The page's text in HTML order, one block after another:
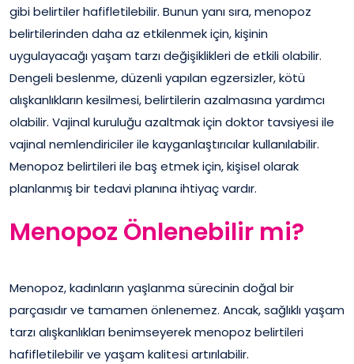
gibi belirtiler hafifletilebilir. Bunun yanı sıra, menopoz
belirtilerinden daha az etkilenmek için, kişinin
uygulayacağı yaşam tarzı değişiklikleri de etkili olabilir.
Dengeli beslenme, düzenli yapılan egzersizler, kötü
alışkanlıkların kesilmesi, belirtilerin azalmasına yardımcı
olabilir. Vajinal kuruluğu azaltmak için doktor tavsiyesi ile
vajinal nemlendiriciler ile kayganlaştırıcılar kullanılabilir.
Menopoz belirtileri ile baş etmek için, kişisel olarak
planlanmış bir tedavi planına ihtiyaç vardır.
Menopoz Önlenebilir mi?
Menopoz, kadınların yaşlanma sürecinin doğal bir
parçasıdır ve tamamen önlenemez. Ancak, sağlıklı yaşam
tarzı alışkanlıkları benimseyerek menopoz belirtileri
hafifletilebilir ve yaşam kalitesi artırılabilir.